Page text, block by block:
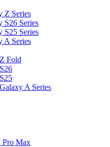
Z Series
S26 Series
S25 Series
A Series
Fold
A Series
Pro Max